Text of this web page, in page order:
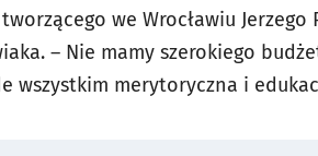
we Wrocławiu
– Nie mamy szerokiego
wszystkim merytoryczna i